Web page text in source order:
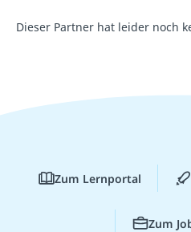
Dieser Partner hat leider noch
Zum Lernportal
Zum